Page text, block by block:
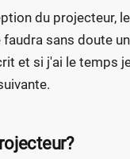
du projecteur,
sans doute
et si j'ai le temps